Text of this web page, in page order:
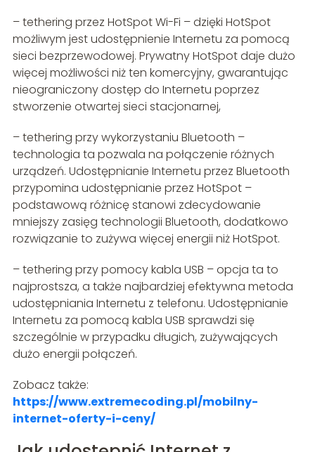
– tethering przez HotSpot Wi-Fi – dzięki HotSpot
możliwym jest udostępnienie Internetu za pomocą
sieci bezprzewodowej. Prywatny HotSpot daje dużo
więcej możliwości niż ten komercyjny, gwarantując
nieograniczony dostęp do Internetu poprzez
stworzenie otwartej sieci stacjonarnej,
– tethering przy wykorzystaniu Bluetooth –
technologia ta pozwala na połączenie różnych
urządzeń. Udostępnianie Internetu przez Bluetooth
przypomina udostępnianie przez HotSpot –
podstawową różnicę stanowi zdecydowanie
mniejszy zasięg technologii Bluetooth, dodatkowo
rozwiązanie to zużywa więcej energii niż HotSpot.
– tethering przy pomocy kabla USB – opcja ta to
najprostsza, a także najbardziej efektywna metoda
udostępniania Internetu z telefonu. Udostępnianie
Internetu za pomocą kabla USB sprawdzi się
szczególnie w przypadku długich, zużywających
dużo energii połączeń.
Zobacz także:
https://www.extremecoding.pl/mobilny-
internet-oferty-i-ceny/